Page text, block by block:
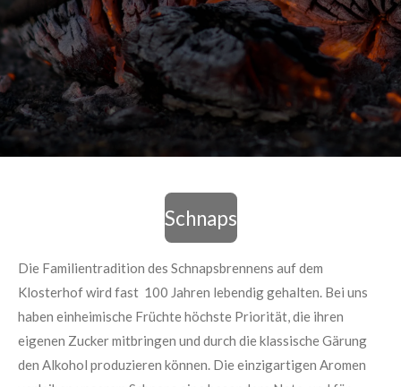
Schnaps
Die Familientradition des Schnapsbrennens auf dem
Klosterhof wird fast 100 Jahren lebendig gehalten. Bei uns
haben einheimische Früchtehöchste Priorität, die ihren
eigenen Zucker mitbringen und durch dieklassische Gärung
den Alkohol produzieren können. Die einzigartigen Aromen